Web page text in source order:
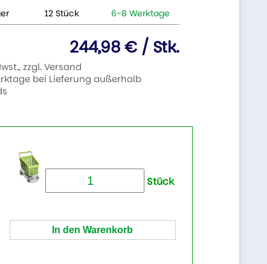
12 Stück 6-8 Werktage
244,98 € / Stk.
zzgl. Versand
bei Lieferung außerhalb
Stück